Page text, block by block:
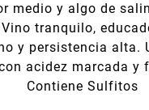
medio y algo de
tranquilo,
y persistencia alta.
acidez marcada y
Contiene Sulfitos